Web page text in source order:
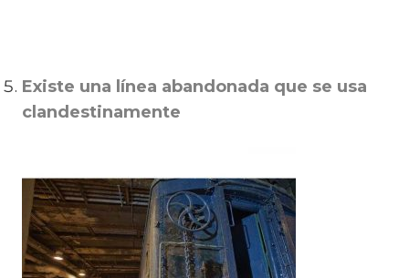
Existe una línea abandonada que se usa
clandestinamente